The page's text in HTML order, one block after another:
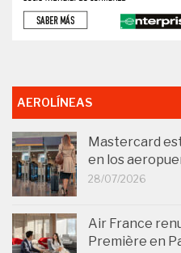
AEROLÍNEAS
Mastercard
en los
28/07/2026
Air France
Première en